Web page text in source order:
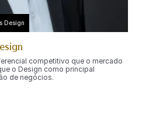
Design
competitivo que o mercado
o Design como principal
de negócios.